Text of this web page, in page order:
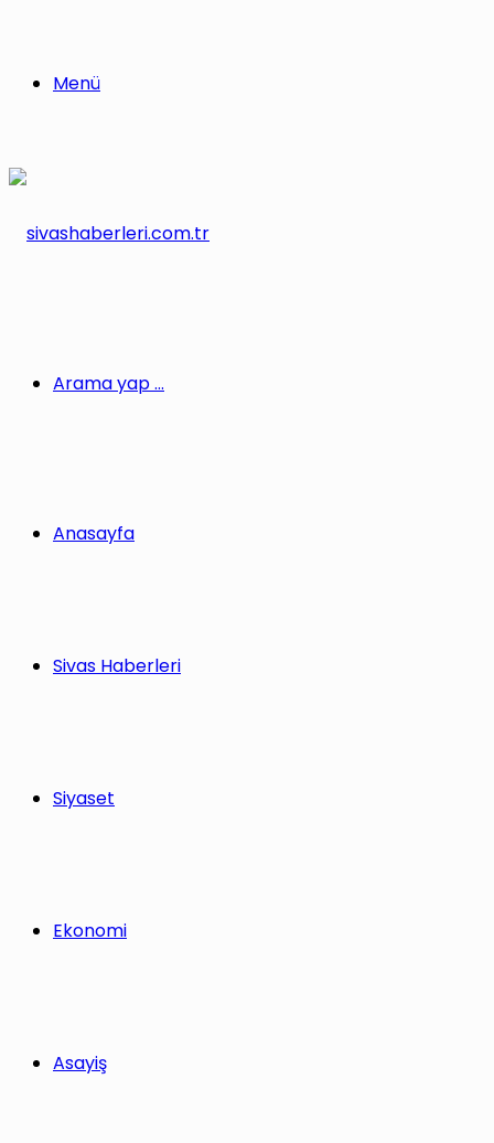
Menü
Arama yap ...
Anasayfa
Sivas Haberleri
Siyaset
Ekonomi
Asayiş